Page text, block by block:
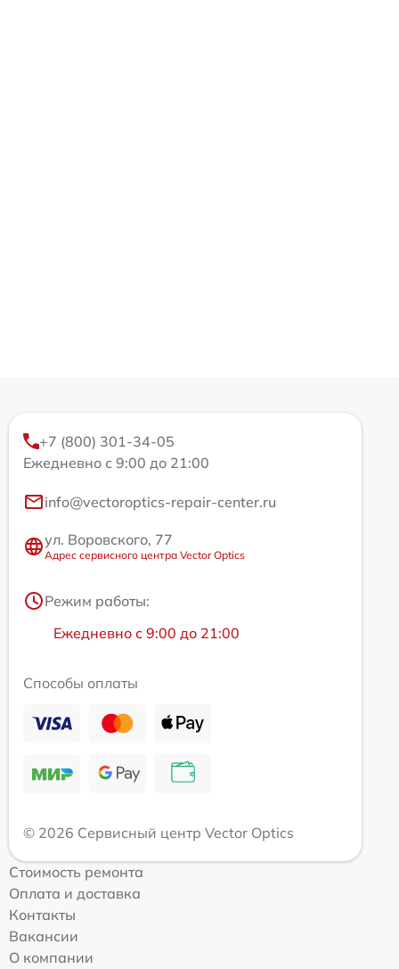
+7 (800) 301-34-05
Ежедневно с 9:00 до 21:00
info@vectoroptics-repair-center.ru
ул. Воровского, 77
Адрес сервисного центра Vector Optics
Режим работы:
Ежедневно с 9:00 до 21:00
Способы оплаты
© 2026 Сервисный центр Vector Optics
Стоимость ремонта
Оплата и доставка
Контакты
Вакансии
О компании